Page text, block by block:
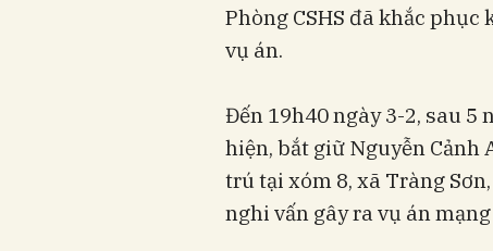
Phòng CSHS đã khắc
vụ án.
Đến 19h40 ngày 3-2, sau 5
hiện, bắt giữ Nguyễn Cảnh
trú tại xóm 8, xã Tràng
nghi vấn gây ra vụ án